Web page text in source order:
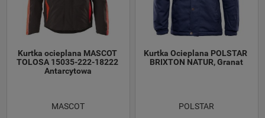
Kurtka ocieplana MASCOT
TOLOSA 15035-222-18222
Antarcytowa
MASCOT
Kurtka Ocieplana POLSTAR
BRIXTON NATUR, Granat
POLSTAR